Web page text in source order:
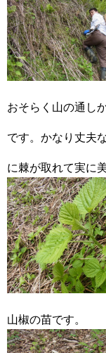
おそらく山の通し
です。かなり丈夫
に棘が取れて実に
山椒の苗です。